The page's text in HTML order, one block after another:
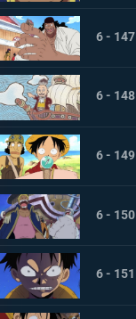
6 - 147
6 - 148
6 - 149
6 - 150
6 - 151